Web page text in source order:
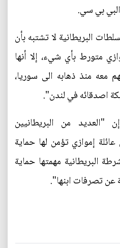
بي سي.
البريطانية لا تشتبه بأن
متورط بأي شيء، إلا أنها
معه منذ ذهابه الى سوريا،
اصدقائه في لندن".
من البريطانيين
إموازي تؤمن لها حماية
البريطانية مهمتها حماية
عن تصرفات ابنها".